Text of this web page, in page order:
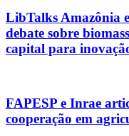
LibTalks Amazônia
debate sobre
capital para
FAPESP e Inrae
cooperação em